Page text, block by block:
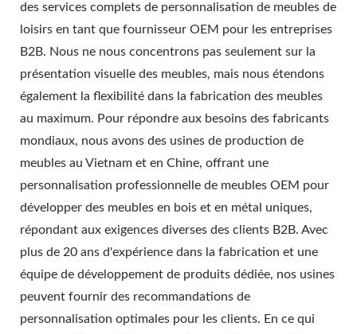
des services complets de personnalisation de meubles de
loisirs en tant que fournisseur OEM pour les entreprises
B2B. Nous ne nous concentrons pas seulement sur la
présentation visuelle des meubles, mais nous étendons
également la flexibilité dans la fabrication des meubles
au maximum. Pour répondre aux besoins des fabricants
mondiaux, nous avons des usines de production de
meubles au Vietnam et en Chine, offrant une
personnalisation professionnelle de meubles OEM pour
développer des meubles en bois et en métal uniques,
répondant aux exigences diverses des clients B2B. Avec
plus de 20 ans d'expérience dans la fabrication et une
équipe de développement de produits dédiée, nos usines
peuvent fournir des recommandations de
personnalisation optimales pour les clients. En ce qui